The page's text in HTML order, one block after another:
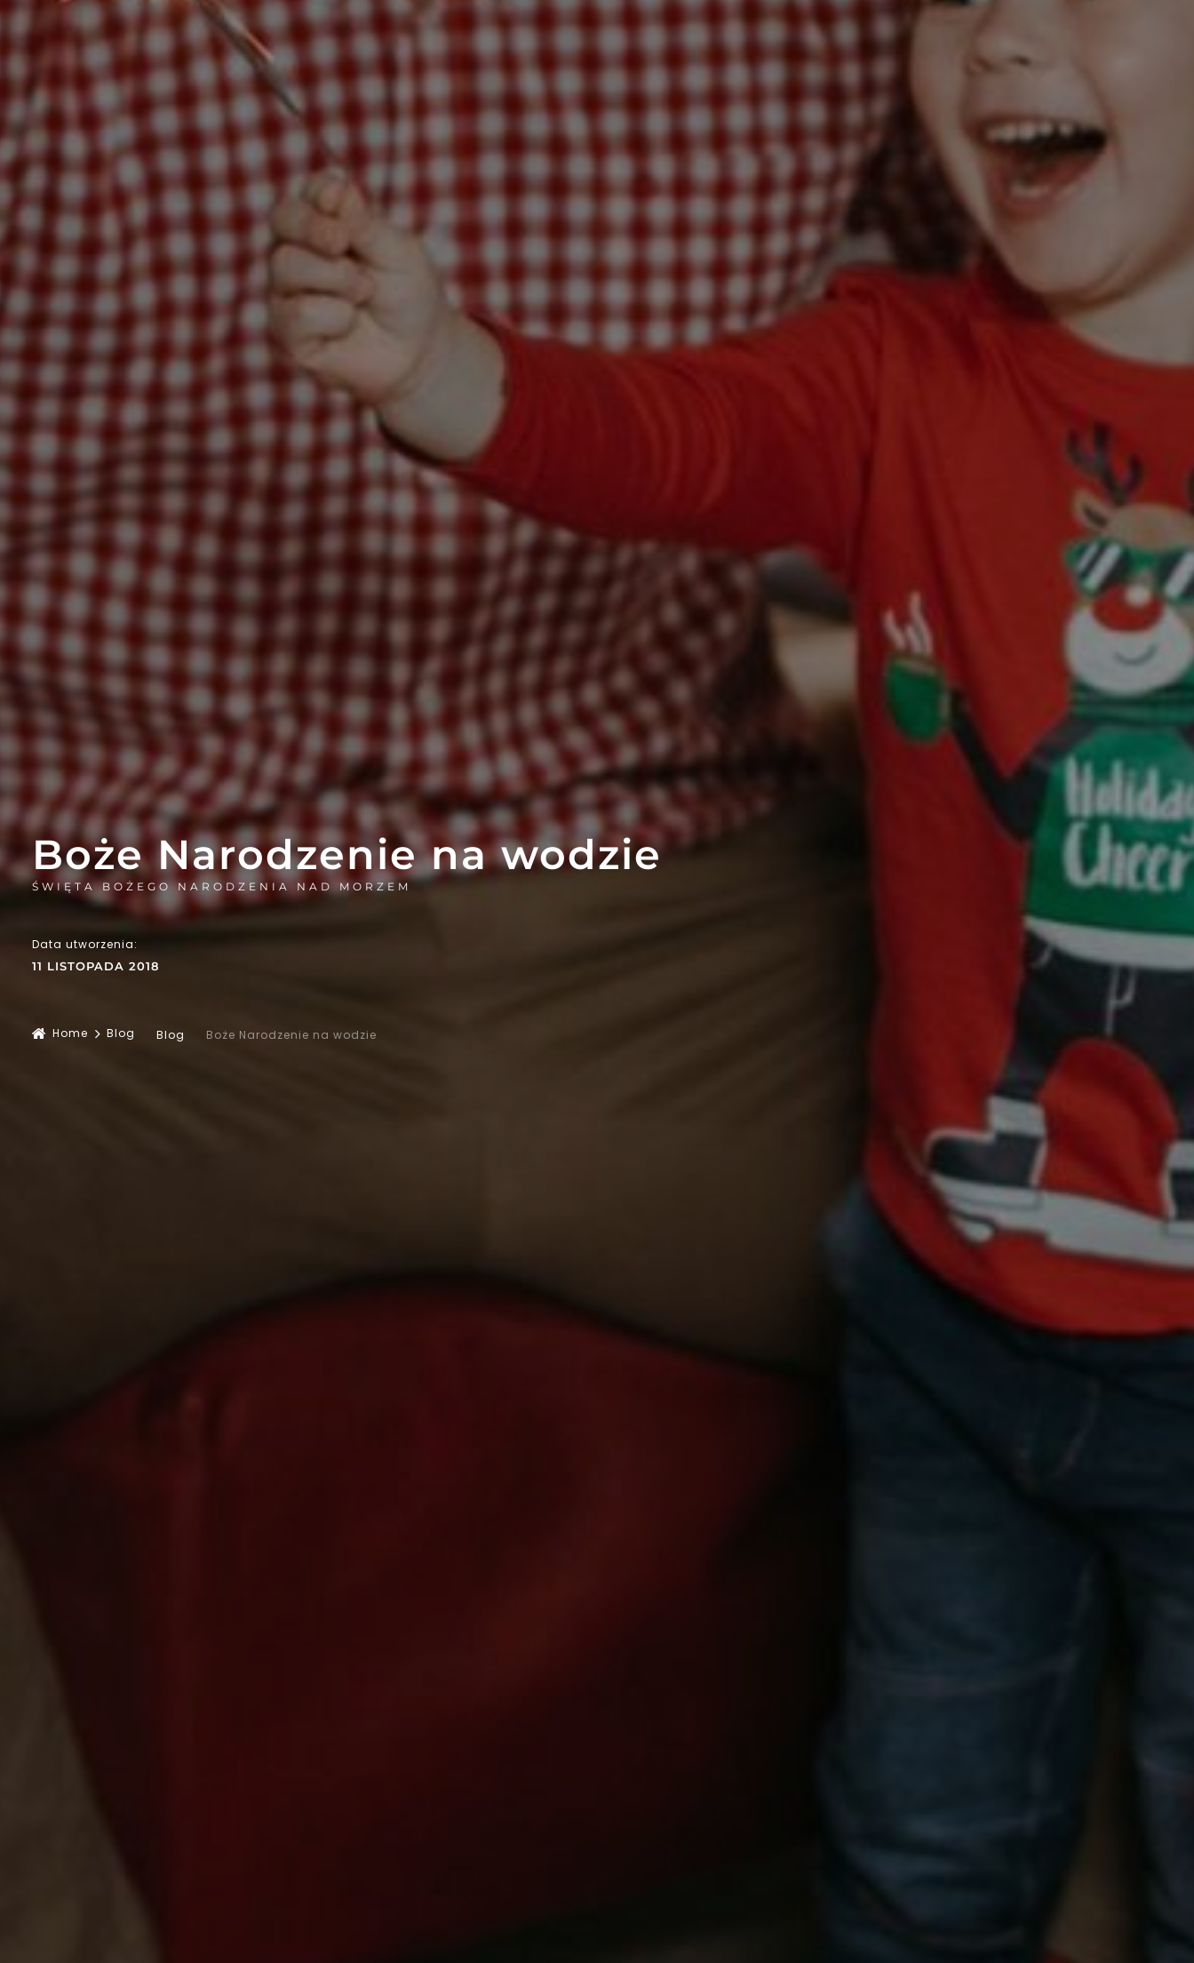
DOMKI WYŻYWIENIE EFEKT ATRAKCJE
Boże Narodzenie na wodzie
ŚWIĘTA BOŻEGO NARODZENIA NAD MORZEM
11 LISTOPADA 2018
Data utworzenia:
Home Blog Blog Boże Narodzenie na wodzie